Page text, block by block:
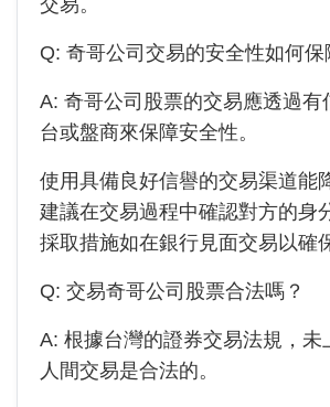
交易。
Q: 奇哥公司 交易的安全性如何保
A: 奇哥公司 股票的交易應透過有
台或盤商來保障安全性。
使用具備良好信譽的交易渠道能
建議在交易過程中確認對方的身
採取措施如在銀行見面交易以確
Q: 交易奇哥公司股票合法嗎？
A: 根據台灣的證券交易法規，未
人間交易是合法的。